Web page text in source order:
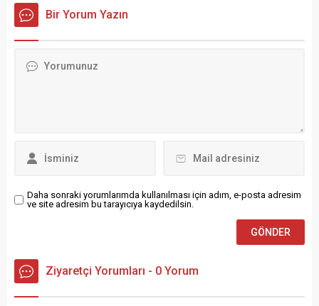
altında kalın olarak bu
şekilde gösterilir,
Bir Yorum Yazın
Daha sonraki yorumlarımda kullanılması için adım, e-posta adresim
ve site adresim bu tarayıcıya kaydedilsin.
Ziyaretçi Yorumları - 0 Yorum